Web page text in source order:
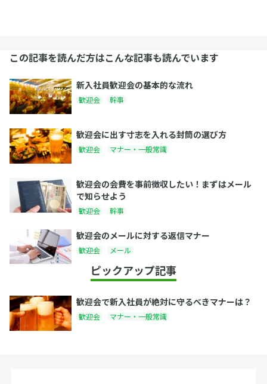
この記事を読んだ方はこんな記事も読んでいます
新入社員歓迎会の基本的な流れ
歓迎会 幹事
歓迎会に出す寸志を入れる封筒の選び方
歓迎会 マナー・一般常識
歓迎会の会費を事前徴収したい！まずはメール
で知らせよう
歓迎会 幹事
歓迎会のメールに対する返信マナー
歓迎会 メール
ピックアップ記事
歓迎会で新入社員が絶対に守るべきマナーは？
歓迎会 マナー・一般常識